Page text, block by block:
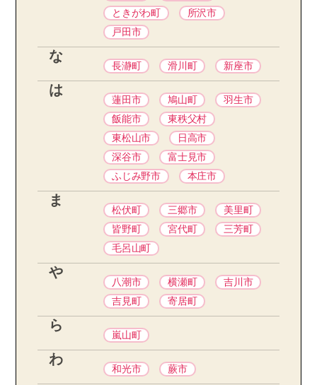
ときがわ町
所沢市
戸田市
な
長瀞町 滑川町 新座市
は
蓮田市 鳩山町
羽生市
飯能市
東秩父村
東松山市
日高市
深谷市
富士見市
ふじみ野市
本庄市
ま
松伏町 三郷市
美里町
皆野町
宮代町
三芳町
毛呂山町
や
八潮市 横瀬町
吉川市
吉見町
寄居町
ら
嵐山町
わ
和光市 蕨市